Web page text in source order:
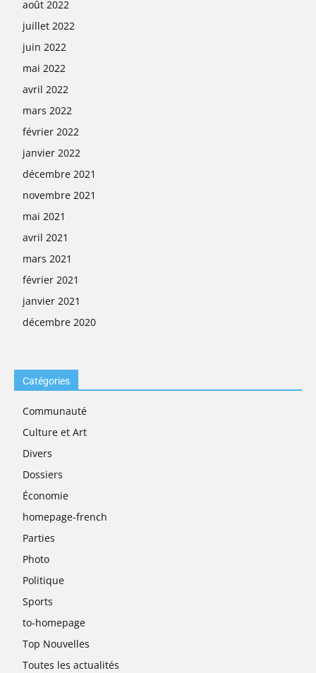
août 2022
juillet 2022
juin 2022
mai 2022
avril 2022
mars 2022
février 2022
janvier 2022
décembre 2021
novembre 2021
mai 2021
avril 2021
mars 2021
février 2021
janvier 2021
décembre 2020
Catégories
Communauté
Culture et Art
Divers
Dossiers
Économie
homepage-french
Parties
Photo
Politique
Sports
to-homepage
Top Nouvelles
Toutes les actualités